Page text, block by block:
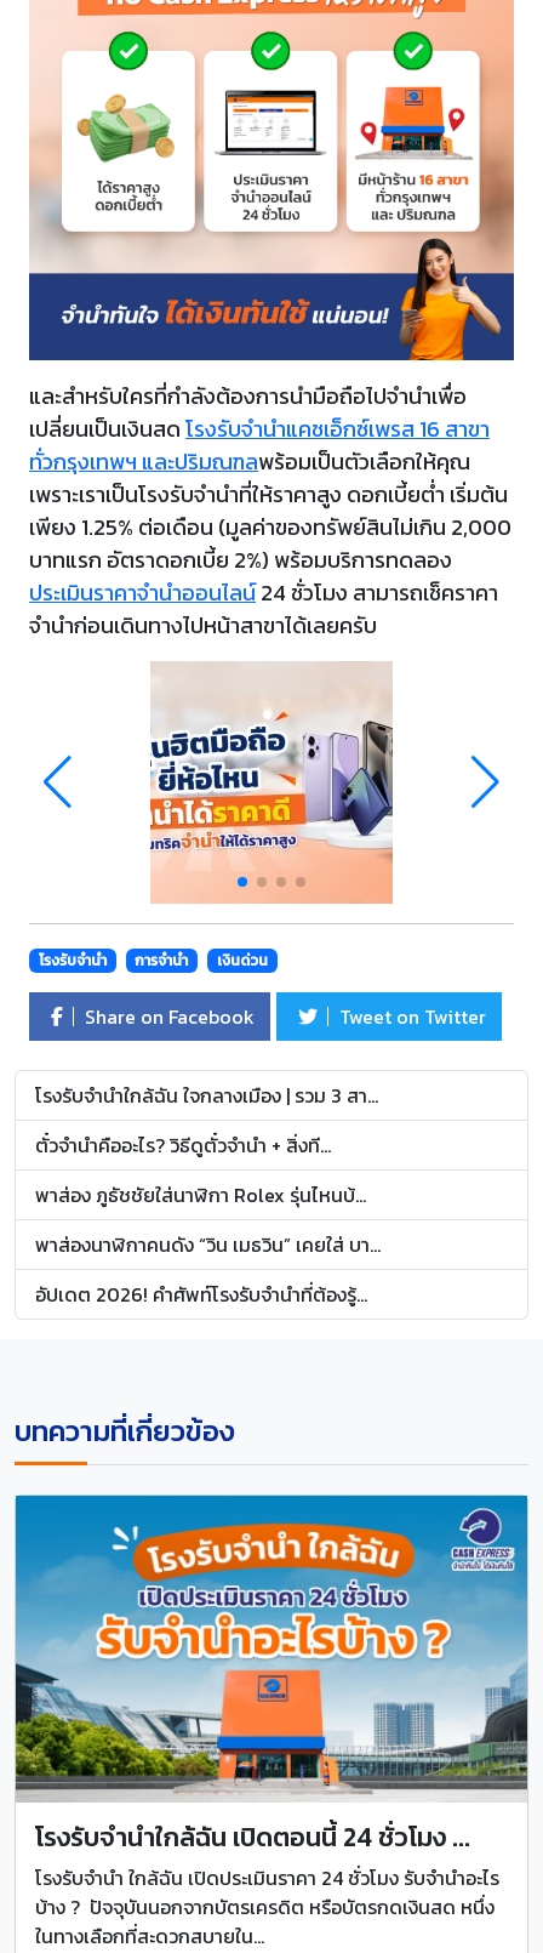
และสำหรับใครที่กำลังต้องการนำมือถือไปจำนำเพื่อ
เปลี่ยนเป็นเงินสดโรงรับจำนำแคชเอ็กซ์เพรส 16 สาขา
ทั่วกรุงเทพฯ และปริมณฑลพร้อมเป็นตัวเลือกให้คุณ
เพราะเราเป็นโรงรับจำนำที่ให้ราคาสูง ดอกเบี้ยต่ำ เริ่มต้น
เพียง 1.25% ต่อเดือน (มูลค่าของทรัพย์สินไม่เกิน 2,000
บาทแรก อัตราดอกเบี้ย 2%) พร้อมบริการทดลอง
ประเมินราคาจำนำออนไลน์24 ชั่วโมง สามารถเช็คราคา
จำนำก่อนเดินทางไปหน้าสาขาได้เลยครับ
โรงรับจำนำ การจำนำ เงินด่วน
Share on Facebook Tweet on Twitter
โรงรับจำนำใกล้ฉัน ใจกลางเมือง | รวม 3 สา...
ตั๋วจำนำคืออะไร? วิธีดูตั๋วจำนำ + สิ่งที...
พาส่อง ภูธัชชัยใส่นาฬิกา Rolex รุ่นไหนบ้...
พาส่องนาฬิกาคนดัง “วิน เมธวิน” เคยใส่ บา...
อัปเดต 2026! คำศัพท์โรงรับจำนำที่ต้องรู้...
บทความที่เกี่ยวข้อง
โรงรับจำนำใกล้ฉัน เปิดตอนนี้ 24 ชั่วโมง ...
โรงรับจํานํา ใกล้ฉัน เปิดประเมินราคา 24 ชั่วโมง รับจำนำอะไร
บ้าง ? ปัจจุบันนอกจากบัตรเครดิต หรือบัตรกดเงินสด หนึ่ง
ในทางเลือกที่สะดวกสบายใน...